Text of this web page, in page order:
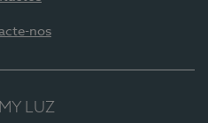
nos
LUZ